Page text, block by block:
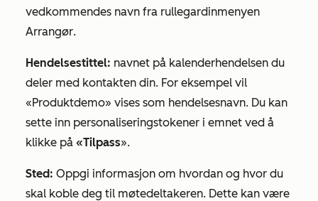
vedkommendes navn fra rullegardinmenyen
Arrangør.
Hendelsestittel: navnet på kalenderhendelsen du
deler med kontakten din. For eksempel vil
«Produktdemo» vises som hendelsesnavn. Du kan
sette inn personaliseringstokener i emnet ved å
klikke på «Tilpass».
Sted: Oppgi informasjon om hvordan og hvor du
skal koble deg til møtedeltakeren. Dette kan være